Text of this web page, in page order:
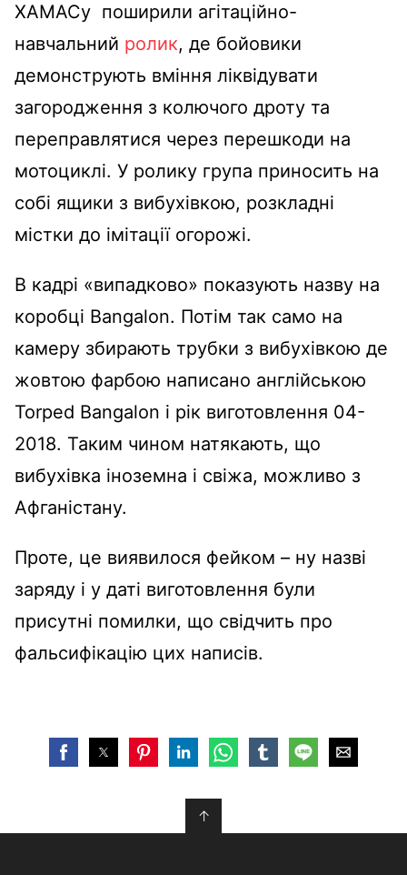
ХАМАСу поширили агітаційно-
навчальний ролик, де бойовики
демонструють вміння ліквідувати
загородження з колючого дроту та
переправлятися через перешкоди на
мотоциклі. У ролику група приносить на
собі ящики з вибухівкою, розкладні
містки до імітації огорожі.
В кадрі «випадково» показують назву на
коробці Bangalon. Потім так само на
камеру збирають трубки з вибухівкою де
жовтою фарбою написано англійською
Torped Bangalon і рік виготовлення 04-
2018. Таким чином натякають, що
вибухівка іноземна і свіжа, можливо з
Афганістану.
Проте, це виявилося фейком – ну назві
заряду і у даті виготовлення були
присутні помилки, що свідчить про
фальсифікацію цих написів.
↑